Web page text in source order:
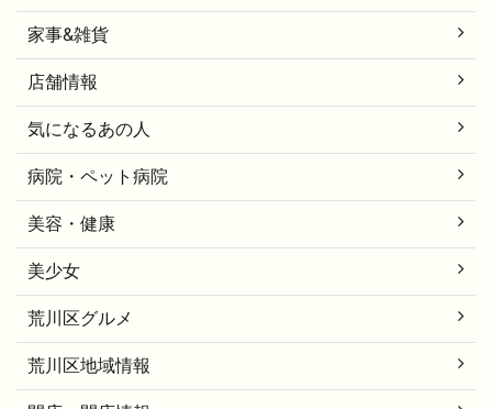
家事&雑貨
店舗情報
気になるあの人
病院・ペット病院
美容・健康
美少女
荒川区グルメ
荒川区地域情報